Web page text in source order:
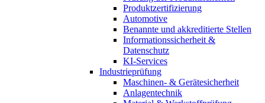
Produktzertifizierung
Automotive
Benannte und akkreditierte Stellen
Informationssicherheit &
Datenschutz
KI-Services
Industrieprüfung
Maschinen- & Gerätesicherheit
Anlagentechnik